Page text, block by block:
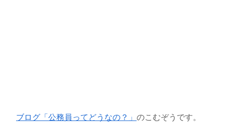
ブログ「公務員ってどうなの？」 のこむぞうです。